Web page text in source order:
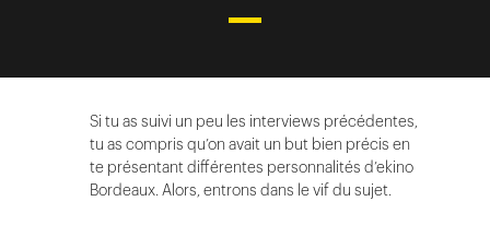
Si tu as suivi un peu les interviews précédentes,
tu as compris qu’on avait un but bien précis en
te présentant différentes personnalités d’ekino
Bordeaux. Alors, entrons dans le vif du sujet.